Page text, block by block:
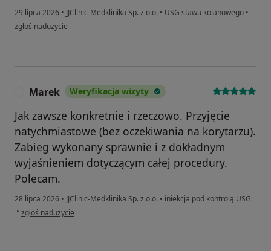
29 lipca 2026 • JJClinic-Medklinika Sp. z o.o. • USG stawu kolanowego •
w opinii użytkownika AM
zgłoś nadużycie
Marek Weryfikacja wizyty
Jak zawsze konkretnie i rzeczowo. Przyjęcie
natychmiastowe (bez oczekiwania na korytarzu).
Zabieg wykonany sprawnie i z dokładnym
wyjaśnieniem dotyczącym całej procedury.
Polecam.
28 lipca 2026 • JJClinic-Medklinika Sp. z o.o. • iniekcja pod kontrolą USG
• w opinii użytkownika Marek
zgłoś nadużycie